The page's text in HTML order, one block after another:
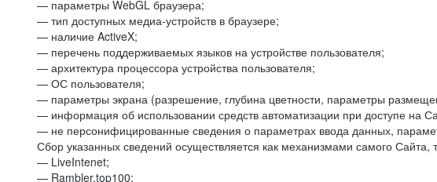
— параметры WebGL браузера;
— тип доступных медиа-устройств в браузере;
— наличие ActiveX;
— перечень поддерживаемых языков на устройстве пользователя;
— архитектура процессора устройства пользователя;
— ОС пользователя;
— параметры экрана (разрешение, глубина цветности, параметры
— информация об использовании средств автоматизации при доступе на
— не персонифицированные сведения о параметрах ввода данных,
Сбор указанных сведений осуществляется как механизмами самого
— LiveIntenet;
— Rambler.top100;